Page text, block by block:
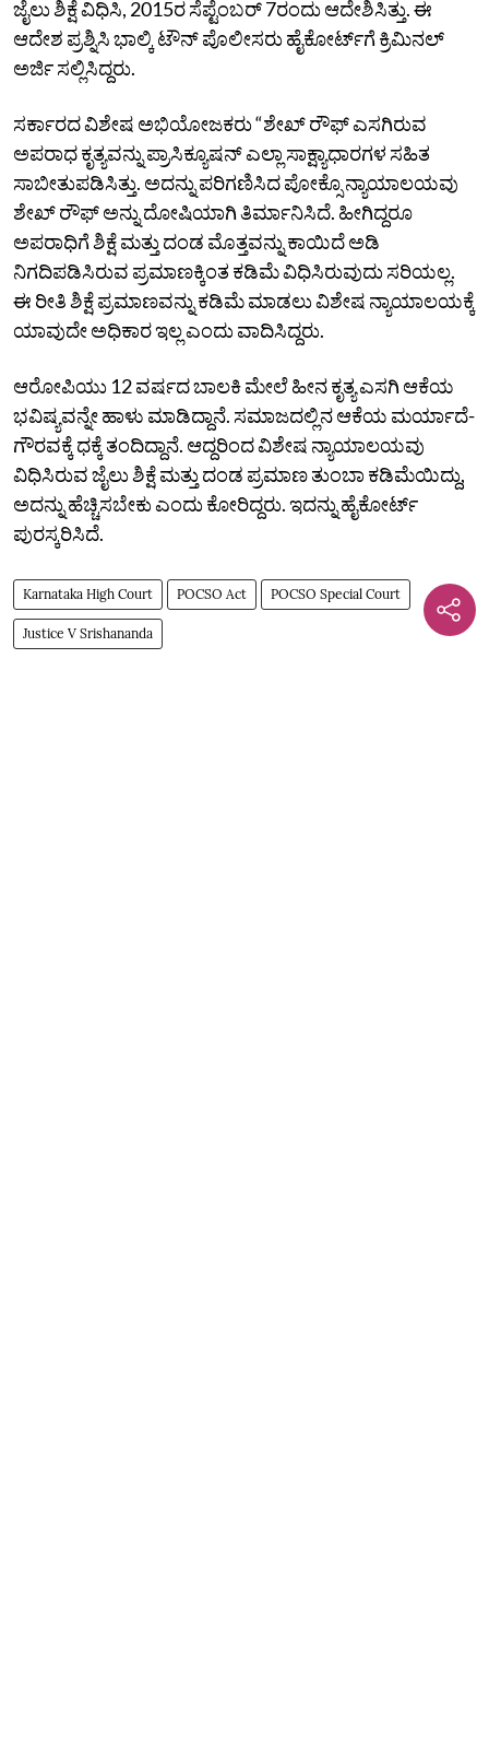
ಜೈಲು ಶಿಕ್ಷೆ ವಿಧಿಸಿ, 2015ರ ಸೆಪ್ಟೆಂಬರ್‌ 7ರಂದು ಆದೇಶಿಸಿತ್ತು. ಈ
ಆದೇಶ ಪ್ರಶ್ನಿಸಿ ಭಾಲ್ಕಿ ಟೌನ್ ಪೊಲೀಸರು ಹೈಕೋರ್ಟ್‌ಗೆ ಕ್ರಿಮಿನಲ್
ಅರ್ಜಿ ಸಲ್ಲಿಸಿದ್ದರು.
ಸರ್ಕಾರದ ವಿಶೇಷ ಅಭಿಯೋಜಕರು “ಶೇಖ್ ರೌಫ್ ಎಸಗಿರುವ
ಅಪರಾಧ ಕೃತ್ಯವನ್ನು ಪ್ರಾಸಿಕ್ಯೂಷನ್ ಎಲ್ಲಾ ಸಾಕ್ಷ್ಯಾಧಾರಗಳ ಸಹಿತ
ಸಾಬೀತುಪಡಿಸಿತ್ತು. ಅದನ್ನು ಪರಿಗಣಿಸಿದ ಪೋಕ್ಸೊ ನ್ಯಾಯಾಲಯವು
ಶೇಖ್‌ ರೌಫ್ ಅನ್ನು ದೋಷಿಯಾಗಿ ತಿರ್ಮಾನಿಸಿದೆ. ಹೀಗಿದ್ದರೂ
ಅಪರಾಧಿಗೆ ಶಿಕ್ಷೆ ಮತ್ತು ದಂಡ ಮೊತ್ತವನ್ನು ಕಾಯಿದೆ ಅಡಿ
ನಿಗದಿಪಡಿಸಿರುವ ಪ್ರಮಾಣಕ್ಕಿಂತ ಕಡಿಮೆ ವಿಧಿಸಿರುವುದು ಸರಿಯಲ್ಲ.
ಈ ರೀತಿ ಶಿಕ್ಷೆ ಪ್ರಮಾಣವನ್ನು ಕಡಿಮೆ ಮಾಡಲು ವಿಶೇಷ ನ್ಯಾಯಾಲಯಕ್ಕೆ
ಯಾವುದೇ ಅಧಿಕಾರ ಇಲ್ಲ ಎಂದು ವಾದಿಸಿದ್ದರು.
ಆರೋಪಿಯು 12 ವರ್ಷದ ಬಾಲಕಿ ಮೇಲೆ ಹೀನ ಕೃತ್ಯ ಎಸಗಿ ಆಕೆಯ
ಭವಿಷ್ಯವನ್ನೇ ಹಾಳು ಮಾಡಿದ್ದಾನೆ. ಸಮಾಜದಲ್ಲಿನ ಆಕೆಯ ಮರ್ಯಾದೆ-
ಗೌರವಕ್ಕೆ ಧಕ್ಕೆ ತಂದಿದ್ದಾನೆ. ಆದ್ದರಿಂದ ವಿಶೇಷ ನ್ಯಾಯಾಲಯವು
ವಿಧಿಸಿರುವ ಜೈಲು ಶಿಕ್ಷೆ ಮತ್ತು ದಂಡ ಪ್ರಮಾಣ ತುಂಬಾ ಕಡಿಮೆಯಿದ್ದು,
ಅದನ್ನು ಹೆಚ್ಚಿಸಬೇಕು ಎಂದು ಕೋರಿದ್ದರು. ಇದನ್ನು ಹೈಕೋರ್ಟ್‌
ಪುರಸ್ಕರಿಸಿದೆ.
Karnataka High Court POCSO Act POCSO Special Court
Justice V Srishananda